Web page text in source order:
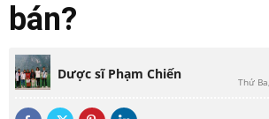
bán?
Dược sĩ Phạm Chiến Thứ